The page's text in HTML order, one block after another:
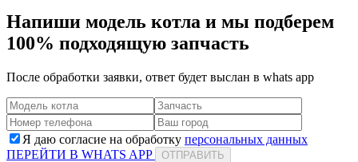
Напиши модель котла и мы подберем
100% подходящую запчасть
После обработки заявки, ответ будет выслан в whats app
Я даю согласие на обработку персональных данных
ПЕРЕЙТИ В WHATS APP
ОТПРАВИТЬ